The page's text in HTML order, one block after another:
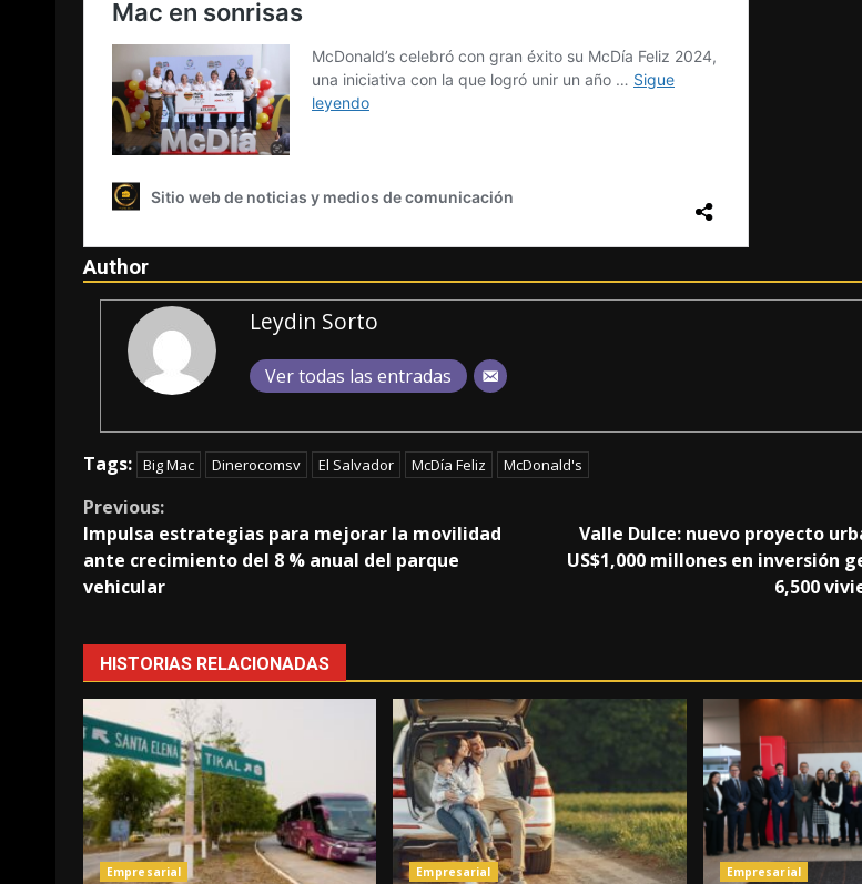
Author
Leydin Sorto
Ver todas las entradas
Tags: Big Mac Dinerocomsv El Salvador McDía Feliz McDonald's
Continue
Reading
Previous:
Impulsa estrategias para mejorar la movilidad
ante crecimiento del 8 % anual del parque
vehicular
Valle Dulce: nuevo proyecto
US$1,000 millones en inversión
6,500
HISTORIAS RELACIONADAS
Empresarial Empresarial Empresarial